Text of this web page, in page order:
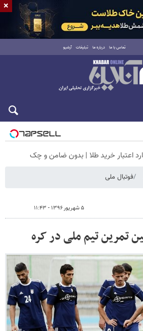
تماس با ما درباره ما تبلیغات آرشیو
۱۴۰۵
فوتبال ملی
۵ شهریور ۱۳۹۶ - ۱۱:۴۳
تمرین تیم ملی در کره
×